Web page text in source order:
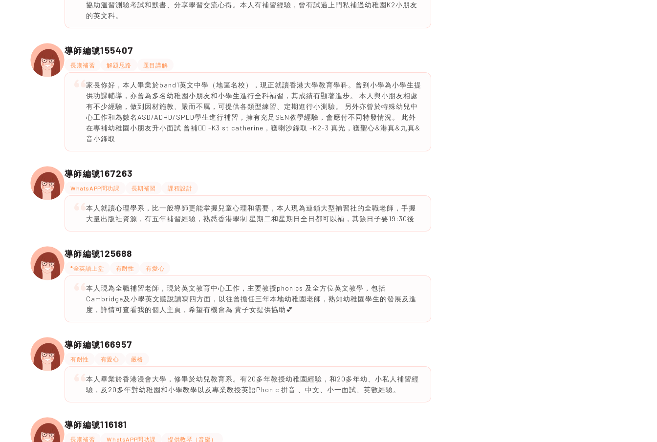
協助溫習測驗考試和默書、分享學習交流心得。本人有補習經驗，曾有試過上門私補過幼稚園K2小朋友
的英文科。
導師編號155407
長期補習 解題思路 題目講解
家長你好，本人畢業於band1英文中學（地區名校），現正就讀香港大學教育學科。曾到小學為小學生提
供功課輔導，亦曾為多名幼稚園小朋友和小學生進行全科補習，其成績有顯著進步。 本人與小朋友相處
有不少經驗，做到因材施教、嚴而不厲，可提供各類型練習、定期進行小測驗。 另外亦曾於特殊幼兒中
心工作和為數名ASD/ADHD/SPLD學生進行補習，擁有充足SEN教學經驗，會應付不同特發情況。 此外
在專補幼稚園小朋友升小面試 曾補👇🏻 -K3 st.catherine，獲喇沙錄取 -K2-3 真光，獲聖心&港真&九真&
音小錄取
導師編號167263
WhatsAPP問功課 長期補習 課程設計
本人就讀心理學系，比一般導師更能掌握兒童心理和需要，本人現為連鎖大型補習社的全職老師，手握
大量出版社資源，有五年補習經驗，熟悉香港學制 星期二和星期日全日都可以補，其餘日子要19:30後
導師編號125688
*全英語上堂 有耐性 有愛心
本人現為全職補習老師，現於英文教育中心工作，主要教授phonics 及全方位英文教學，包括
Cambridge及小學英文聽說讀寫四方面，以往曾擔任三年本地幼稚園老師，熟知幼稚園學生的發展及進
度，詳情可查看我的個人主頁，希望有機會為 貴子女提供協助💕
導師編號166957
有耐性 有愛心 嚴格
本人畢業於香港浸會大學，修畢於幼兒教育系。有20多年教授幼稚園經驗，和20多年幼、小私人補習經
驗，及20多年對幼稚園和小學教學以及專業教授英語Phonic 拼音 、中文、小一面試、英數經驗。
導師編號116181
長期補習 WhatsAPP問功課 提供教琴（音樂）